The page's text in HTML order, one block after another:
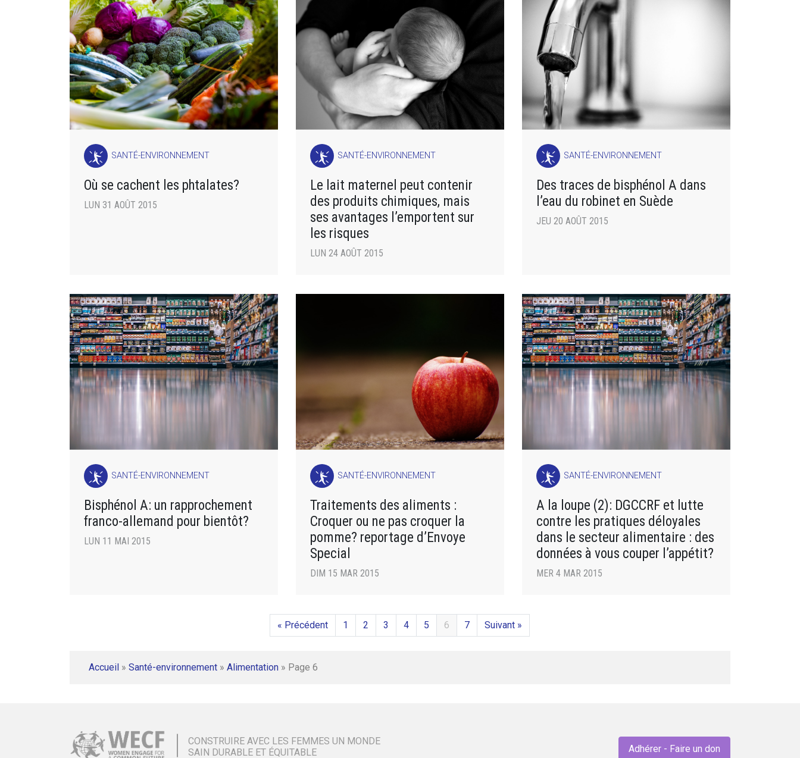
SANTÉ-ENVIRONNEMENT
Où se cachent les phtalates?
LUN 31 AOÛT 2015
SANTÉ-ENVIRONNEMENT
Le lait maternel peut contenir
des produits chimiques, mais
ses avantages l’emportent sur
les risques
LUN 24 AOÛT 2015
SANTÉ-ENVIRONNEMENT
Des traces de bisphénol A dans
l’eau du robinet en Suède
JEU 20 AOÛT 2015
SANTÉ-ENVIRONNEMENT
Bisphénol A: un rapprochement
franco-allemand pour bientôt?
LUN 11 MAI 2015
SANTÉ-ENVIRONNEMENT
Traitements des aliments :
Croquer ou ne pas croquer la
pomme? reportage d’Envoye
Special
DIM 15 MAR 2015
SANTÉ-ENVIRONNEMENT
A la loupe (2): DGCCRF et lutte
contre les pratiques déloyales
dans le secteur alimentaire : des
données à vous couper l’appétit?
MER 4 MAR 2015
« Précédent 1 2 3 4 5 6 7 Suivant »
Accueil » Santé-environnement » Alimentation » Page 6
CONSTRUIRE AVEC LES FEMMES UN MONDE
SAIN DURABLE ET ÉQUITABLE
Adhérer - Faire un don